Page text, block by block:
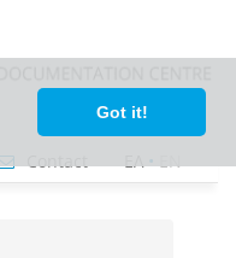
Got it!
Contact ΕΛ•ΕΝ